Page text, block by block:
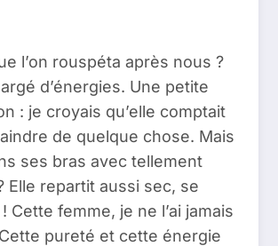
l’on rouspéta après nous ?
d’énergies. Une petite
: je croyais qu’elle comptait
de quelque chose. Mais
ses bras avec tellement
Elle repartit aussi sec, se
femme, je ne l’ai jamais
pureté et cette énergie